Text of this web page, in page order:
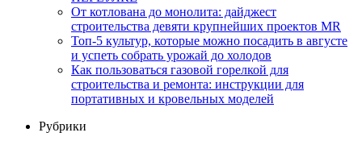
От котлована до монолита: дайджест
строительства девяти крупнейших проектов MR
Топ-5 культур, которые можно посадить в августе
и успеть собрать урожай до холодов
Как пользоваться газовой горелкой для
строительства и ремонта: инструкции для
портативных и кровельных моделей
Рубрики